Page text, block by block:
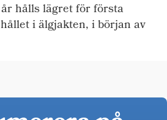
hålls lägret för första
i älgjakten, i början av